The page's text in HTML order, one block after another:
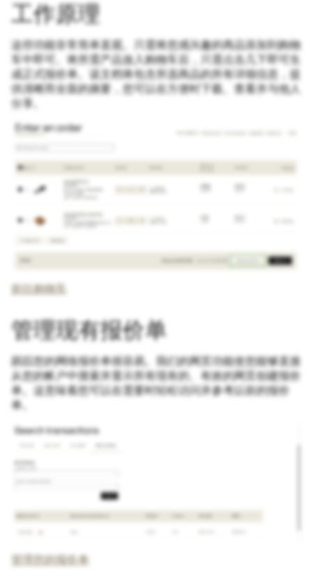
工作原理
这些功能非常简单直观。只需将您感兴趣的商品添加到购物
车中即可。将所需产品放入购物车后，只需点击几下即可生
成正式报价单。该文档将包含所选商品的所有详细信息，提
供清晰而全面的摘要，您可以在方便时下载、查看并与他人
分享。
前往购物车
管理现有报价单
跟踪您的网络报价单很容易。我们的网页功能使您能够直接
从您的帐户中搜索并显示所有现有的、有效的网页创建报价
单。这意味着您可以在需要时轻松访问并参考以前的报价
单。
管理您的报价单